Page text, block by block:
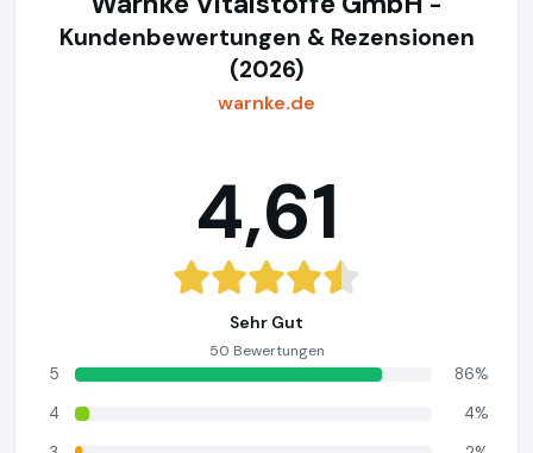
Kundenbewertungen & Rezensionen
(2026)
warnke.de
4,61
Sehr Gut
50 Bewertungen
5
86%
4
4%